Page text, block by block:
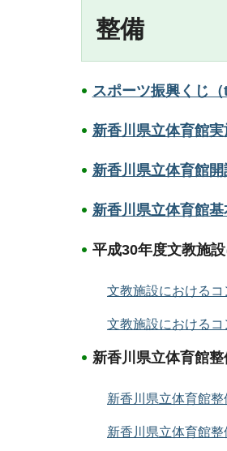
整備
スポーツ振興くじ
新香川県立体育館
新香川県立体育館開
新香川県立体育館
平成30年度文教施
文教施設における
文教施設における
新香川県立体育館
新香川県立体育館
新香川県立体育館整